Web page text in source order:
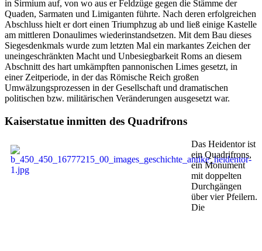
in Sirmium auf, von wo aus er Feldzüge gegen die Stämme der
Quaden, Sarmaten und Limiganten führte. Nach deren erfolgreichen
Abschluss hielt er dort einen Triumphzug ab und ließ einige Kastelle
am mittleren Donaulimes wiederinstandsetzen. Mit dem Bau dieses
Siegesdenkmals wurde zum letzten Mal ein markantes Zeichen der
uneingeschränkten Macht und Unbesiegbarkeit Roms an diesem
Abschnitt des hart umkämpften pannonischen Limes gesetzt, in
einer Zeitperiode, in der das Römische Reich großen
Umwälzungsprozessen in der Gesellschaft und dramatischen
politischen bzw. militärischen Veränderungen ausgesetzt war.
Kaiserstatue inmitten des Quadrifrons
Das Heidentor ist
ein Quadrifrons,
ein Monument
mit doppelten
Durchgängen
über vier Pfeilern.
Die